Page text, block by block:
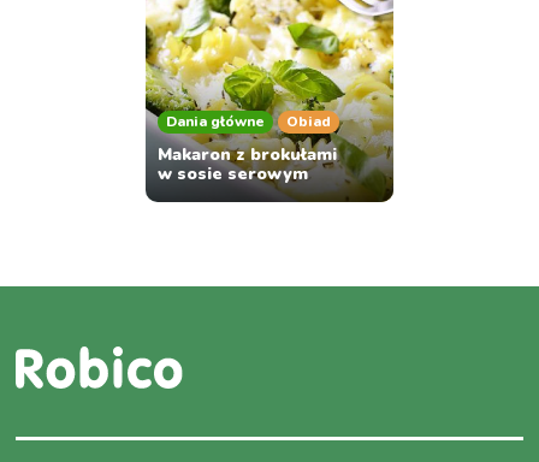
Dania główne Obiad
Makaron z brokułami
w sosie serowym